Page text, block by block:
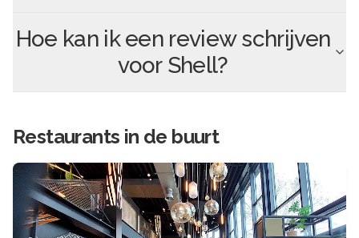
Hoe kan ik een review schrijven
voor Shell?
Restaurants in de buurt